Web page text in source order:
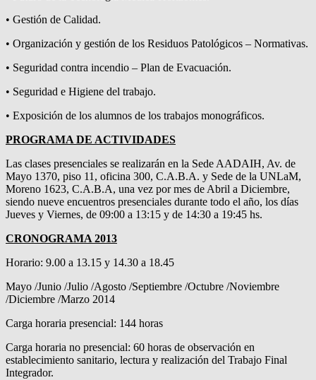
• Gestión de Calidad.
• Organización y gestión de los Residuos Patológicos – Normativas.
• Seguridad contra incendio – Plan de Evacuación.
• Seguridad e Higiene del trabajo.
• Exposición de los alumnos de los trabajos monográficos.
PROGRAMA DE ACTIVIDADES
Las clases presenciales se realizarán en la Sede AADAIH, Av. de
Mayo 1370, piso 11, oficina 300, C.A.B.A. y Sede de la UNLaM,
Moreno 1623, C.A.B.A, una vez por mes de Abril a Diciembre,
siendo nueve encuentros presenciales durante todo el año, los días
Jueves y Viernes, de 09:00 a 13:15 y de 14:30 a 19:45 hs.
CRONOGRAMA 2013
Horario: 9.00 a 13.15 y 14.30 a 18.45
Mayo /Junio /Julio /Agosto /Septiembre /Octubre /Noviembre
/Diciembre /Marzo 2014
Carga horaria presencial: 144 horas
Carga horaria no presencial: 60 horas de observación en
establecimiento sanitario, lectura y realización del Trabajo Final
Integrador.